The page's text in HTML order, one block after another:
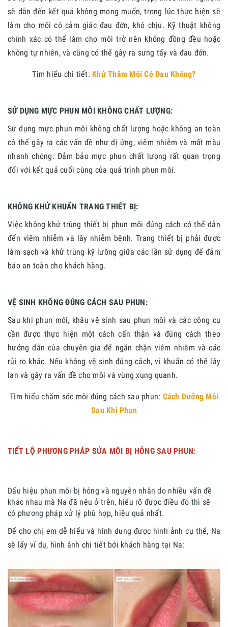
sẽ dẫn đến kết quả không mong muốn, trong lúc thực hiện sẽ
làm cho môi có cảm giác đau đớn, khó chịu. Kỹ thuật không
chính xác có thể làm cho môi trở nên không đồng đều hoặc
không tự nhiên, và cũng có thể gây ra sưng tấy và đau đớn.
Tìm hiểu chi tiết: Khử Thâm Môi Có Đau Không?
SỬ DỤNG MỰC PHUN MÔI KHÔNG CHẤT LƯỢNG:
Sử dụng mực phun môi không chất lượng hoặc không an toàn
có thể gây ra các vấn đề như dị ứng, viêm nhiễm và mất màu
nhanh chóng. Đảm bảo mực phun chất lượng rất quan trọng
đối với kết quả cuối cùng của quá trình phun môi.
KHÔNG KHỬ KHUẨN TRANG THIẾT BỊ:
Việc không khử trùng thiết bị phun môi đúng cách có thể dẫn
đến viêm nhiễm và lây nhiễm bệnh. Trang thiết bị phải được
làm sạch và khử trùng kỹ lưỡng giữa các lần sử dụng để đảm
bảo an toàn cho khách hàng.
VỆ SINH KHÔNG ĐÚNG CÁCH SAU PHUN:
Sau khi phun môi, khâu vệ sinh sau phun môi và các công cụ
cần được thực hiện một cách cẩn thận và đúng cách theo
hướng dẫn của chuyên gia để ngăn chặn viêm nhiễm và các
rủi ro khác. Nếu không vệ sinh đúng cách, vi khuẩn có thể lây
lan và gây ra vấn đề cho môi và vùng xung quanh.
Tìm hiểu chăm sóc môi đúng cách sau phun: Cách Dưỡng Môi
Sau Khi Phun
TIẾT LỘ PHƯƠNG PHÁP SỬA MÔI BỊ HỎNG SAU PHUN:
Dấu hiệu phun môi bị hỏng và nguyên nhân do nhiều vấn đề
khác nhau mà Na đã nêu ở trên, hiểu rõ được điều đó thì sẽ
có phương pháp xử lý phù hợp, hiệu quả nhất.
Để cho chị em dễ hiểu và hình dung được hình ảnh cụ thể, Na
sẽ lấy ví dụ, hình ảnh chi tiết bởi khách hàng tại Na: